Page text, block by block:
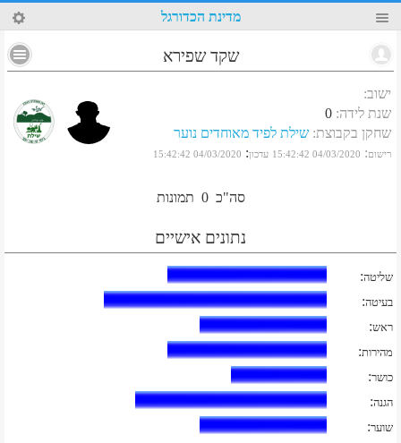
26 מדינת הכדורגל
שקד שפירא
ישוב:
שנת לידה:
0
שחקן בקבוצת: שילת לפיד מאוחדים נוער
רישום:
04/03/2020 15:42:42 עדכון:
04/03/2020 15:42:42
סה"כ 0 תמונות
נתונים אישיים
שליטה:
בעיטה:
ראש:
מהירות:
כושר:
הגנה:
שוער: